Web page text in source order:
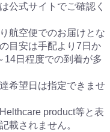
公式サイトでご確認く
航空便でのお届けとな
目安は手配より7日か
14日程度での到着が多
希望日は指定できませ
product等と表
載されません。